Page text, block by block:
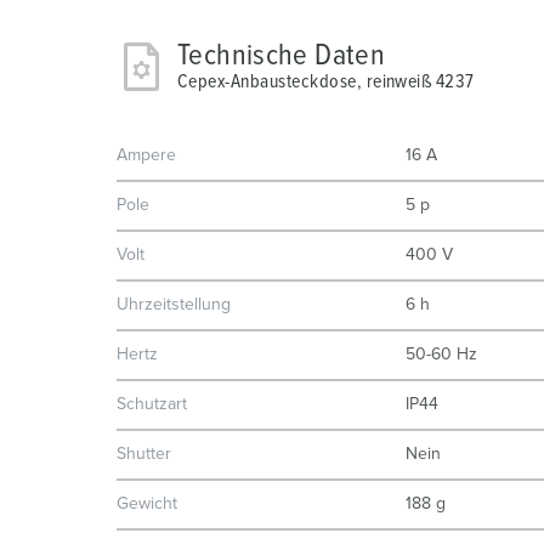
Technische Daten
Cepex-Anbausteckdose, reinweiß 4237
Ampere 16 A
Pole 5 p
Volt 400 V
Uhrzeitstellung 6 h
Hertz 50-60 Hz
Schutzart IP44
Shutter Nein
Gewicht 188 g